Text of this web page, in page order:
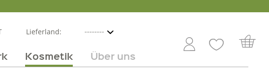
Lieferland:
Kosmetik Über uns